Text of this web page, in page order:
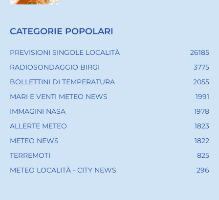
CATEGORIE POPOLARI
PREVISIONI SINGOLE LOCALITÀ
26185
RADIOSONDAGGIO BIRGI
3775
BOLLETTINI DI TEMPERATURA
2055
MARI E VENTI METEO NEWS
1991
IMMAGINI NASA
1978
ALLERTE METEO
1823
METEO NEWS
1822
TERREMOTI
825
METEO LOCALITÀ - CITY NEWS
296